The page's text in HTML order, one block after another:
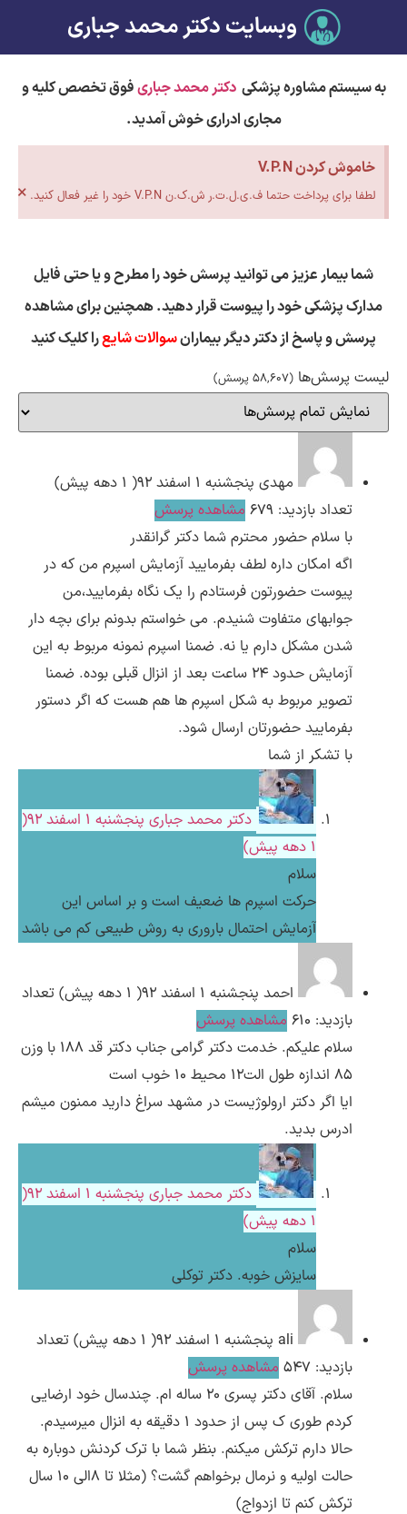
وبسایت دکتر محمد جباری
به سیستم مشاوره پزشکیدکتر محمد جباریفوق تخصص کلیه و
مجاری ادراری خوش آمدید.
خاموش کردن V.P.N
لطفا برای پرداخت حتما ف.ی.ل.ت.ر ش.ک.ن V.P.N خود را غیر فعال کنید. ×
شما بیمار عزیز می توانید پرسش خود را مطرح و یا حتی فایل
مدارک پزشکی خود را پیوست قرار دهید. همچنین برای مشاهده
پرسش و پاسخ از دکتر دیگر بیمارانسوالات شایعرا کلیک کنید
لیست پرسش‌ها (58,607 پرسش)
مهدی پنجشنبه ۱ اسفند ۹۲( 1 دهه پیش)
تعداد بازدید: 679
مشاهده پرسش
با سلام حضور محترم شما دکتر گرانقدر
اگه امکان داره لطف بفرمایید آزمایش اسپرم من که در
پیوست حضورتون فرستادم را یک نگاه بفرمایید،من
جوابهای متفاوت شنیدم. می خواستم بدونم برای بچه دار
شدن مشکل دارم یا نه. ضمنا اسپرم نمونه مربوط به این
آزمایش حدود 24 ساعت بعد از انزال قبلی بوده. ضمنا
تصویر مربوط به شکل اسپرم ها هم هست که اگر دستور
بفرمایید حضورتان ارسال شود.
با تشکر از شما
دکتر محمد جباری
پنجشنبه ۱ اسفند ۹۲(
1 دهه پیش)
سلام
حرکت اسپرم ها ضعیف است و بر اساس این
آزمایش احتمال باروری به روش طبیعی کم می باشد
احمد پنجشنبه ۱ اسفند ۹۲( 1 دهه پیش)
تعداد
بازدید: 610
مشاهده پرسش
سلام علیکم. خدمت دکتر گرامی جناب دکتر قد 188 با وزن
85 اندازه طول الت12 محیط 10 خوب است
ایا اگر دکتر ارولوژیست در مشهد سراغ دارید ممنون میشم
ادرس بدید.
دکتر محمد جباری
پنجشنبه ۱ اسفند ۹۲(
1 دهه پیش)
سلام
سایزش خوبه. دکتر توکلی
ali پنجشنبه ۱ اسفند ۹۲( 1 دهه پیش)
تعداد
بازدید: 547
مشاهده پرسش
سلام. آقای دکتر پسری 20 ساله ام. چندسال خود ارضایی
کردم طوری ک پس از حدود 1 دقیقه به انزال میرسیدم.
حالا دارم ترکش میکنم. بنظر شما با ترک کردنش دوباره به
حالت اولیه و نرمال برخواهم گشت؟ (مثلا تا 8الی 10 سال
ترکش کنم تا ازدواج)
ارسال
قدرت گرفته از همیارسیستم